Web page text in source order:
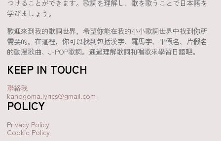
つけることができます。歌詞を理解し、歌を歌うことで日本語を
学びましょう。
歡迎來到我的歌詞世界，希望你能在我的小小歌詞世界中找到你所
需要的。在這裡，你可以找到包括漢字、羅馬字、平假名、片假名
的動漫歌曲、J-POP歌詞。通過理解歌詞和唱歌來學習日語吧。
KEEP IN TOUCH
聯絡我
kanogoma.lyrics@gmail.com
POLICY
Privacy Policy
Cookie Policy